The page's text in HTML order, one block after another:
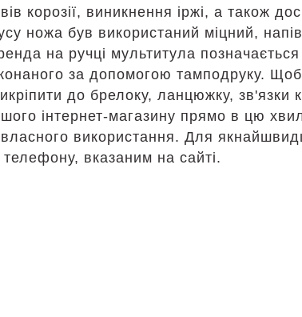
корозії, виникнення іржі, а також
ножа був використаний міцний,
на ручці мультитула
за допомогою тамподруку. Щоб
до брелоку, ланцюжку,
інтернет-магазину прямо в цю
використання. Для
вказаним на сайті.